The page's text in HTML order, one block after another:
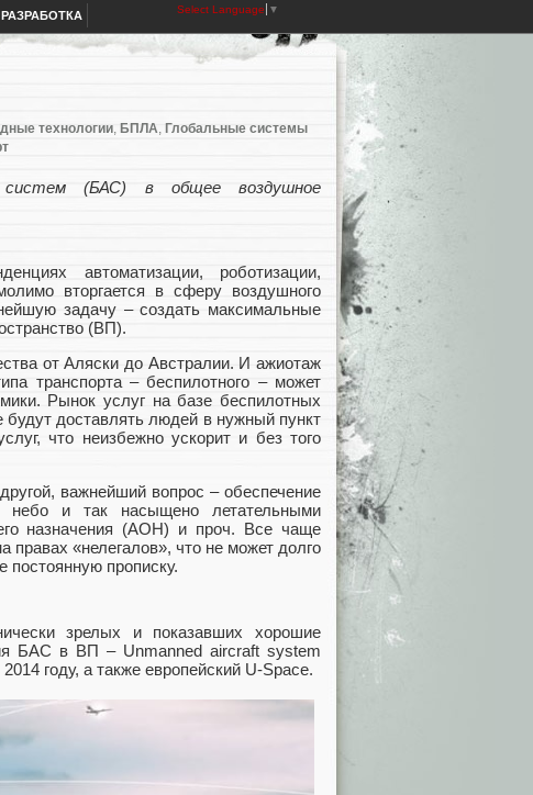
РАЗРАБОТКА Select Language ▼
технологии, БПЛА, Глобальные системы
систем (БАС) в общее воздушное
автоматизации, роботизации,
вторгается в сферу воздушного
задачу –создать максимальные
(ВП).
от Аляски до Австралии. И ажиотаж
транспорта – беспилотного – может
Рынок услуг на базе беспилотных
доставлять людей в нужный пункт
что неизбежно ускорит и без того
важнейший вопрос – обеспечение
небо и так насыщено летательными
назначения (АОН) и проч. Все чаще
«нелегалов», что не может долго
постоянную прописку.
зрелых и показавших хорошие
БАС в ВП – Unmanned aircraft system
году, а также европейский U-Space.